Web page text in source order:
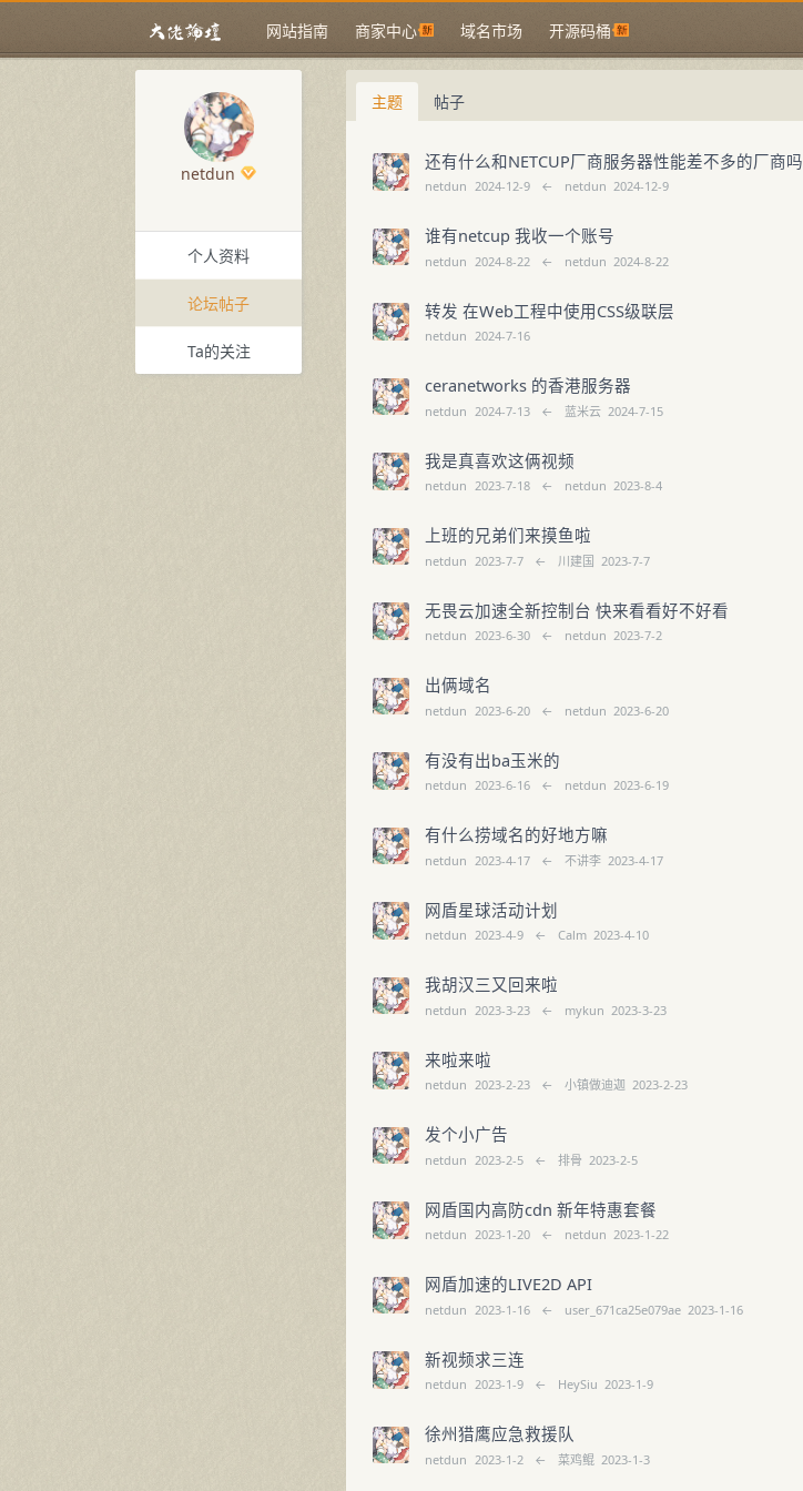
网站指南 商家中心 域名市场 开源码桶
netdun
个人资料
论坛帖子
Ta的关注
主题 帖子
还有什么和NETCUP厂商服务器性能差不多的厂商吗
netdun 2024-12-9 ← netdun 2024-12-9
谁有netcup 我收一个账号
netdun 2024-8-22 ← netdun 2024-8-22
转发 在Web工程中使用CSS级联层
netdun 2024-7-16
ceranetworks 的香港服务器
netdun 2024-7-13 ← 蓝米云 2024-7-15
我是真喜欢这俩视频
netdun 2023-7-18 ← netdun 2023-8-4
上班的兄弟们来摸鱼啦
netdun 2023-7-7 ← 川建国 2023-7-7
无畏云加速全新控制台 快来看看好不好看
netdun 2023-6-30 ← netdun 2023-7-2
出俩域名
netdun 2023-6-20 ← netdun 2023-6-20
有没有出ba玉米的
netdun 2023-6-16 ← netdun 2023-6-19
有什么捞域名的好地方嘛
netdun 2023-4-17 ← 不讲李 2023-4-17
网盾星球活动计划
netdun 2023-4-9 ← Calm 2023-4-10
我胡汉三又回来啦
netdun 2023-3-23 ← mykun 2023-3-23
来啦来啦
netdun 2023-2-23 ← 小镇做迪迦 2023-2-23
发个小广告
netdun 2023-2-5 ← 排骨 2023-2-5
网盾国内高防cdn 新年特惠套餐
netdun 2023-1-20 ← netdun 2023-1-22
网盾加速的LIVE2D API
netdun 2023-1-16 ← user_671ca25e079ae 2023-1-16
新视频求三连
netdun 2023-1-9 ← HeySiu 2023-1-9
徐州猎鹰应急救援队
netdun 2023-1-2 ← 菜鸡鲲 2023-1-3